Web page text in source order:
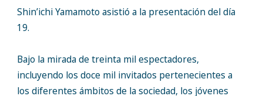
Shin’ichi Yamamoto asistió a la presentación del día
19.
Bajo la mirada de treinta mil espectadores,
incluyendo los doce mil invitados pertenecientes a
los diferentes ámbitos de la sociedad, los jóvenes